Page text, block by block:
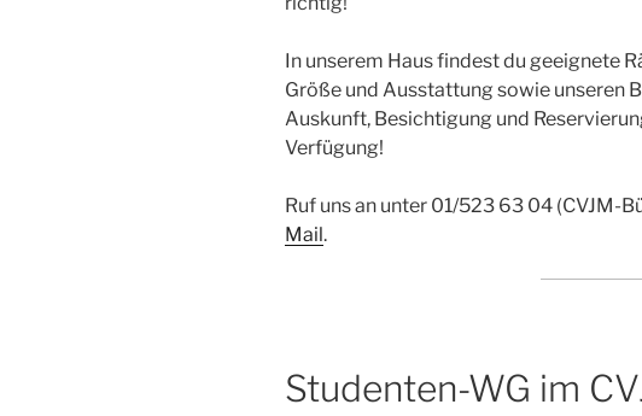
In unserem Haus findest du geeignete
Größe und Ausstattung sowie unseren
Auskunft, Besichtigung und
Verfügung!
Ruf uns an unter 01/523 63 04 (CVJM-
Mail.
Studenten-WG im